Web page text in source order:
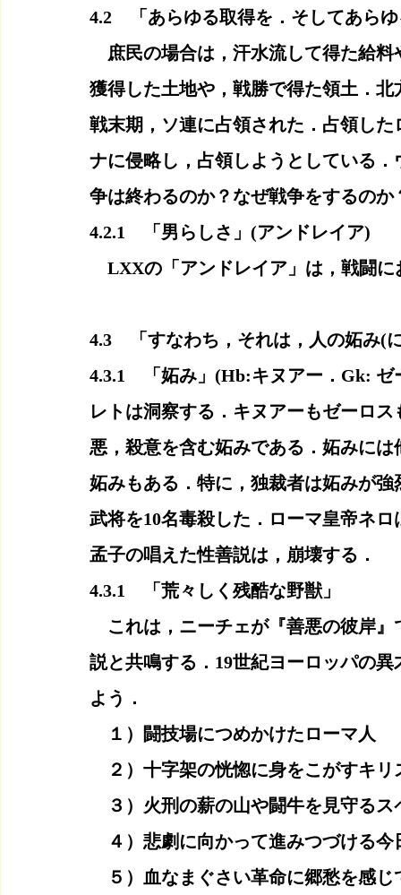
4.2　「あらゆる取得を．そしてあら
庶民の場合は，汗水流して得た給料
獲得した土地や，戦勝で得た領土．
戦末期，ソ連に占領された．占領し
ナに侵略し，占領しようとしている
争は終わるのか？なぜ戦争をするのか
4.2.1　「男らしさ」(アンドレイア)
LXXの「アンドレイア」は，戦闘に
4.3　「すなわち，それは，人の妬み
4.3.1　「妬み」(Hb:キヌアー．Gk:
レトは洞察する．キヌアーもゼーロ
悪，殺意を含む妬みである．妬みに
妬みもある．特に，独裁者は妬みが
武将を10名毒殺した．ローマ皇帝ネ
孟子の唱えた性善説は，崩壊する．
4.3.1　「荒々しく残酷な野獣」
これは，ニーチェが『善悪の彼岸』
説と共鳴する．19世紀ヨーロッパの
よう．
１）闘技場につめかけたローマ人
２）十字架の恍惚に身をこがすキリ
３）火刑の薪の山や闘牛を見守るス
４）悲劇に向かって進みつづける今
５）血なまぐさい革命に郷愁を感じ